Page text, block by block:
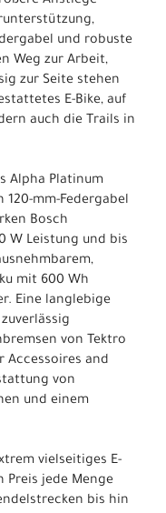
und robuste
Weg zur Arbeit,
zur Seite stehen
E-Bike, auf
auch die Trails in
Alpha Platinum
mm-Federgabel
Bosch
W Leistung und bis
mit 600 Wh
Eine langlebige
von Tektro
Accessoires and
von
und einem
vielseitiges E-
Preis jede Menge
bis hin